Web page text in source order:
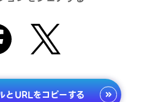
とURLをコピーする